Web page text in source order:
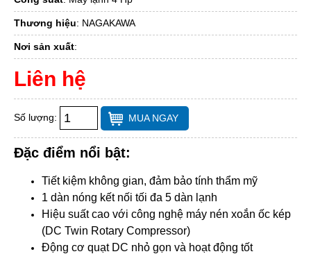
Thương hiệu: NAGAKAWA
Nơi sản xuất:
Liên hệ
Số lượng: MUA NGAY
Đặc điểm nổi bật:
Tiết kiệm không gian, đảm bảo tính thẩm mỹ
1 dàn nóng kết nối tối đa 5 dàn lạnh
Hiệu suất cao với công nghệ máy nén xoắn ốc kép
(DC Twin Rotary Compressor)
Động cơ quạt DC nhỏ gọn và hoạt động tốt